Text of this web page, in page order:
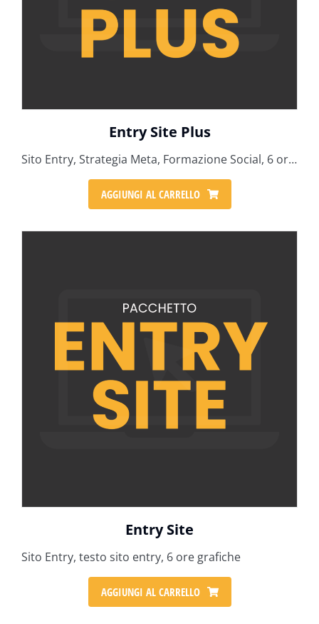
Entry Site Plus
Sito Entry, Strategia Meta, Formazione Social, 6 ore tecniche
AGGIUNGI AL CARRELLO
Entry Site
Sito Entry, testo sito entry, 6 ore grafiche
AGGIUNGI AL CARRELLO